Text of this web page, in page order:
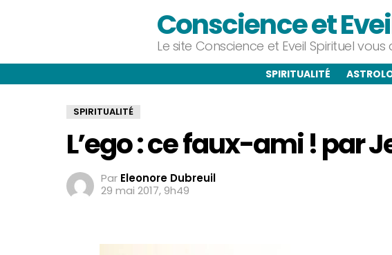
Conscience et
Le site Conscience et Eveil Spirituel
SPIRITUALITÉ
SPIRITUALITÉ
L’ego : ce faux-ami ! par
Par Eleonore Dubreuil
29 mai 2017, 9h49